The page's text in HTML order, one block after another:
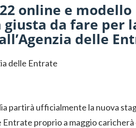
online e
da fare per
delle
partirà ufficialmente la nuova
proprio a maggio caricherà